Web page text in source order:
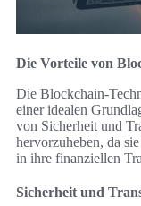
Die Vorteile von
Die Blockchain-
einer idealen
von Sicherheit und
hervorzuheben, da
in ihre finanziellen
Sicherheit und